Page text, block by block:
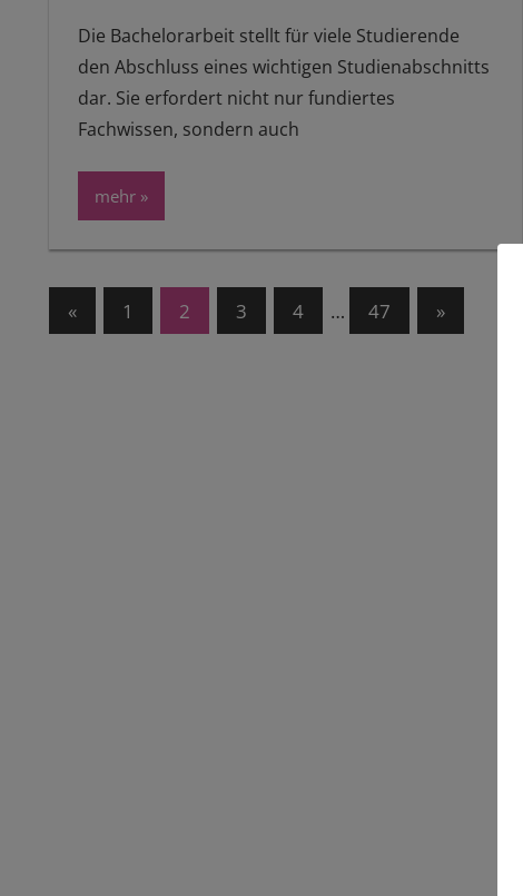
Die Bachelorarbeit stellt für viele Studierende
den Abschluss eines wichtigen Studienabschnitts
dar. Sie erfordert nicht nur fundiertes
Fachwissen, sondern auch
mehr
Seitennummerierung
«Vorherige
Beiträge
1 2 3 4 … 47
Nächste
Beiträge
»